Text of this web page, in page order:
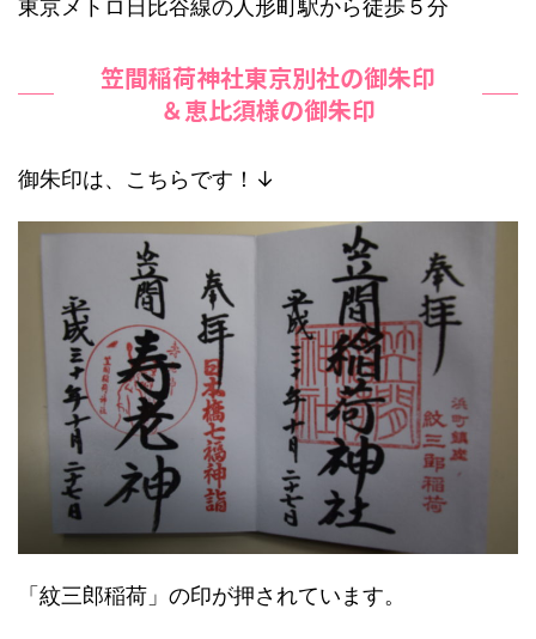
東京メトロ日比谷線の人形町駅から徒歩５分
笠間稲荷神社東京別社の御朱印
＆恵比須様の御朱印
御朱印は、こちらです！↓
「紋三郎稲荷」の印が押されています。